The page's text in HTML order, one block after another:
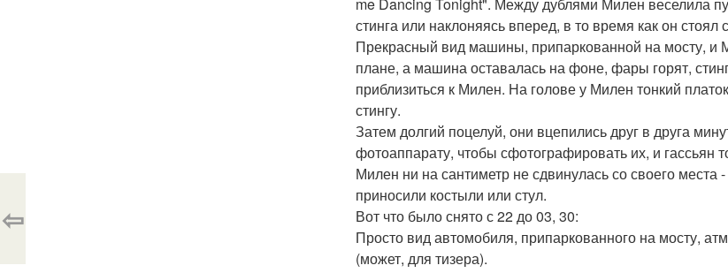
стинга или наклоняясь вперед, в то время как он
Прекрасный вид машины, припаркованной на мосту, и
плане, а машина оставалась на фоне, фары горят,
приблизиться к Милен. На голове у Милен тонкий
стингу.
Затем долгий поцелуй, они вцепились друг в друга
фотоаппарату, чтобы сфотографировать их, и
Милен ни на сантиметр не сдвинулась со своего места
приносили костыли или стул.
Вот что было снято с 22 до 03, 30:
Просто вид автомобиля, припаркованного на мосту,
(может, для тизера).
⇦